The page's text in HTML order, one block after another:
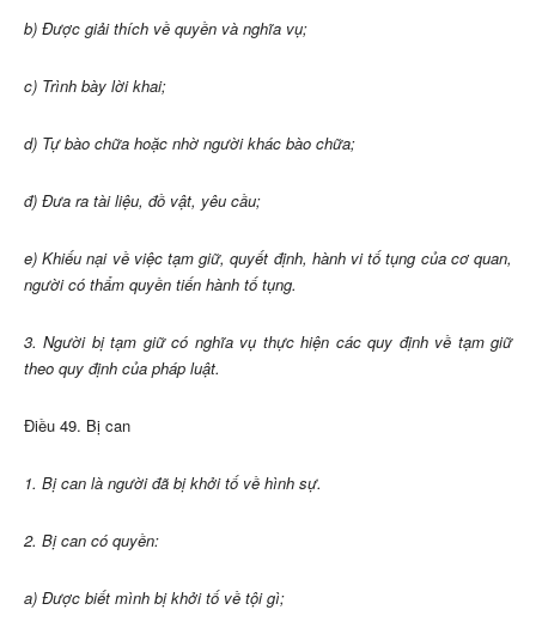
b) Được giải thích về quyền và nghĩa vụ;
c) Trình bày lời khai;
d) Tự bào chữa hoặc nhờ người khác bào chữa;
đ) Đưa ra tài liệu, đồ vật, yêu cầu;
e) Khiếu nại về việc tạm giữ, quyết định, hành vi tố tụng của cơ quan,
người có thẩm quyền tiến hành tố tụng.
3. Người bị tạm giữ có nghĩa vụ thực hiện các quy định về tạm giữ
theo quy định của pháp luật.
Điều 49. Bị can
1. Bị can là người đã bị khởi tố về hình sự.
2. Bị can có quyền:
a) Được biết mình bị khởi tố về tội gì;